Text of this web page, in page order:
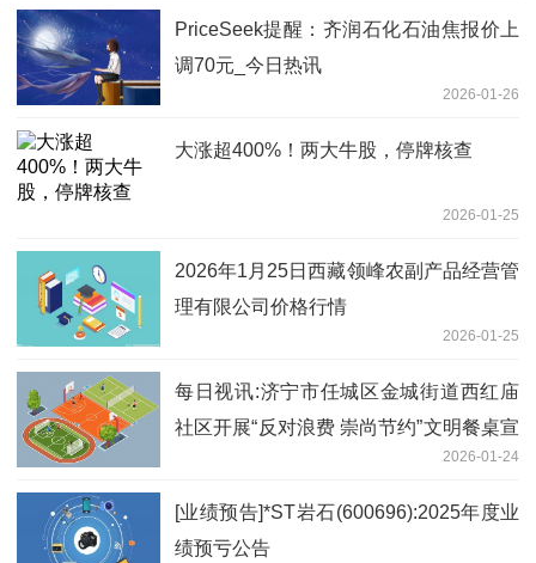
PriceSeek提醒：齐润石化石油焦报价上
调70元_今日热讯
2026-01-26
大涨超400%！两大牛股，停牌核查
2026-01-25
2026年1月25日西藏领峰农副产品经营管
理有限公司价格行情
2026-01-25
每日视讯:济宁市任城区金城街道西红庙
社区开展“反对浪费 崇尚节约”文明餐桌宣
2026-01-24
[业绩预告]*ST岩石(600696):2025年度业
绩预亏公告